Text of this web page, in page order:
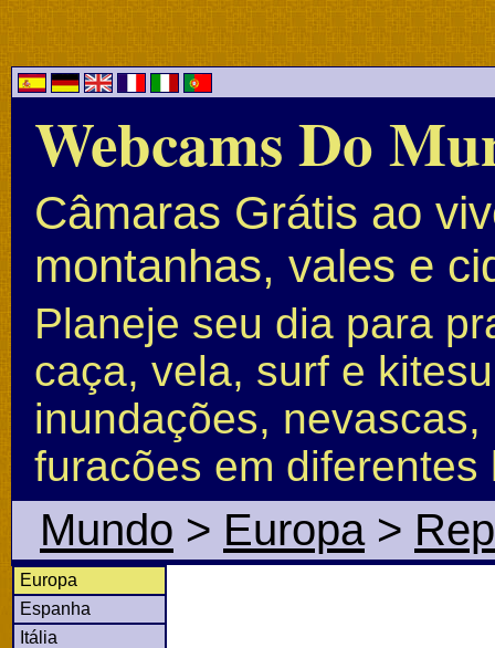
Webcams Do
Câmaras Grátis ao
montanhas, vales e
Planeje seu dia para
caça, vela, surf e
inundações,
furacões em
Mundo > Europa>
Europa
Espanha
Itália